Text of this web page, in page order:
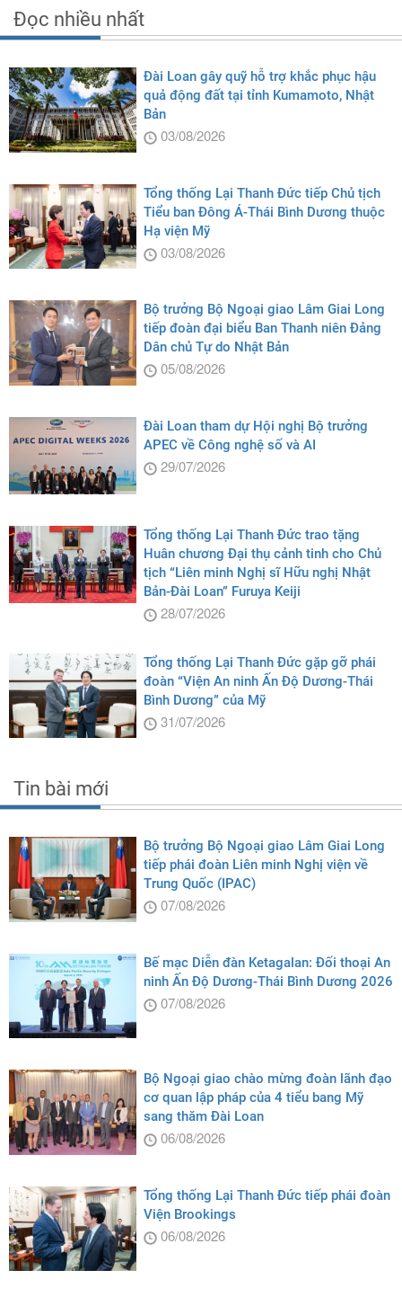
Đọc nhiều nhất
Đài Loan gây quỹ hỗ trợ khắc phục hậu
quả động đất tại tỉnh Kumamoto, Nhật
Bản
03/08/2026
Tổng thống Lại Thanh Đức tiếp Chủ tịch
Tiểu ban Đông Á-Thái Bình Dương thuộc
Hạ viện Mỹ
03/08/2026
Bộ trưởng Bộ Ngoại giao Lâm Giai Long
tiếp đoàn đại biểu Ban Thanh niên Đảng
Dân chủ Tự do Nhật Bản
05/08/2026
Đài Loan tham dự Hội nghị Bộ trưởng
APEC về Công nghệ số và AI
29/07/2026
Tổng thống Lại Thanh Đức trao tặng
Huân chương Đại thụ cảnh tinh cho Chủ
tịch “Liên minh Nghị sĩ Hữu nghị Nhật
Bản-Đài Loan” Furuya Keiji
28/07/2026
Tổng thống Lại Thanh Đức gặp gỡ phái
đoàn “Viện An ninh Ấn Độ Dương-Thái
Bình Dương” của Mỹ
31/07/2026
Tin bài mới
Bộ trưởng Bộ Ngoại giao Lâm Giai Long
tiếp phái đoàn Liên minh Nghị viện về
Trung Quốc (IPAC)
07/08/2026
Bế mạc Diễn đàn Ketagalan: Đối thoại An
ninh Ấn Độ Dương-Thái Bình Dương 2026
07/08/2026
Bộ Ngoại giao chào mừng đoàn lãnh đạo
cơ quan lập pháp của 4 tiểu bang Mỹ
sang thăm Đài Loan
06/08/2026
Tổng thống Lại Thanh Đức tiếp phái đoàn
Viện Brookings
06/08/2026